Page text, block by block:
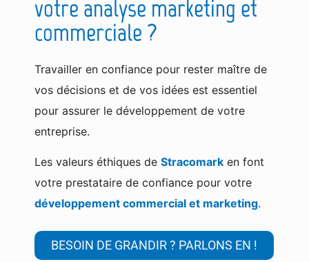
votre analyse marketing et
commerciale ?
Travailler en confiance pour rester maître de
vos décisions et de vos idées est essentiel
pour assurer le développement de votre
entreprise.
Les valeurs éthiques de Stracomark en font
votre prestataire de confiance pour votre
développement commercial et marketing.
BESOIN DE GRANDIR ? PARLONS EN !